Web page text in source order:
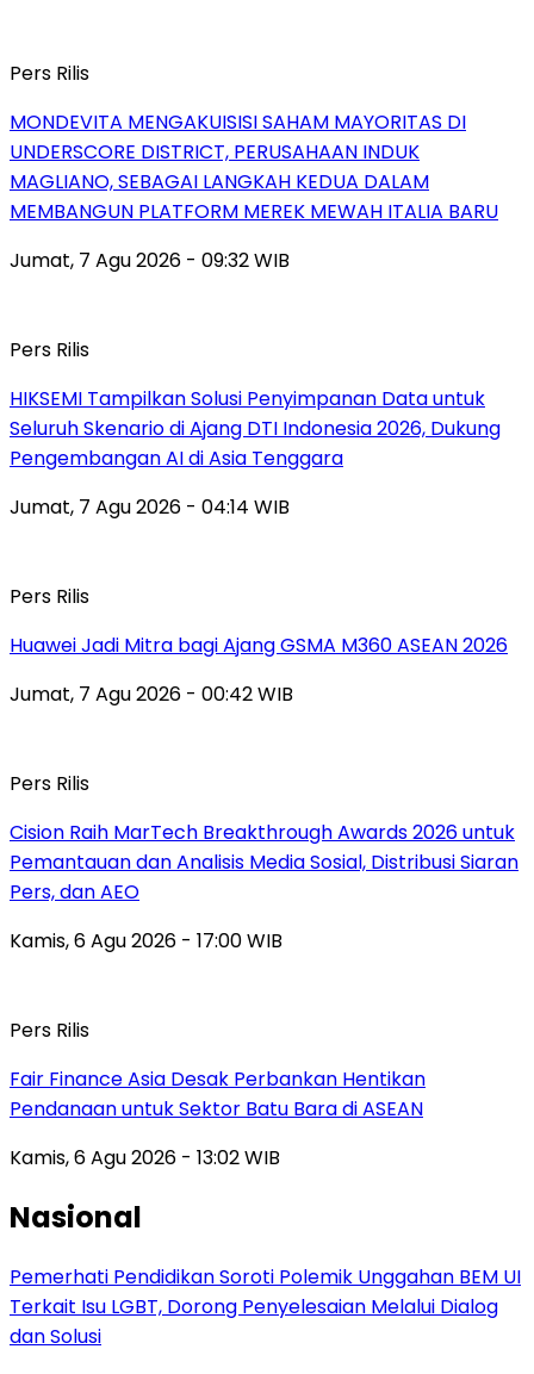
Pers Rilis
MONDEVITA MENGAKUISISI SAHAM MAYORITAS DI
UNDERSCORE DISTRICT, PERUSAHAAN INDUK
MAGLIANO, SEBAGAI LANGKAH KEDUA DALAM
MEMBANGUN PLATFORM MEREK MEWAH ITALIA BARU
Jumat, 7 Agu 2026 - 09:32 WIB
Pers Rilis
HIKSEMI Tampilkan Solusi Penyimpanan Data untuk
Seluruh Skenario di Ajang DTI Indonesia 2026, Dukung
Pengembangan AI di Asia Tenggara
Jumat, 7 Agu 2026 - 04:14 WIB
Pers Rilis
Huawei Jadi Mitra bagi Ajang GSMA M360 ASEAN 2026
Jumat, 7 Agu 2026 - 00:42 WIB
Pers Rilis
Cision Raih MarTech Breakthrough Awards 2026 untuk
Pemantauan dan Analisis Media Sosial, Distribusi Siaran
Pers, dan AEO
Kamis, 6 Agu 2026 - 17:00 WIB
Pers Rilis
Fair Finance Asia Desak Perbankan Hentikan
Pendanaan untuk Sektor Batu Bara di ASEAN
Kamis, 6 Agu 2026 - 13:02 WIB
Nasional
Pemerhati Pendidikan Soroti Polemik Unggahan BEM UI
Terkait Isu LGBT, Dorong Penyelesaian Melalui Dialog
dan Solusi